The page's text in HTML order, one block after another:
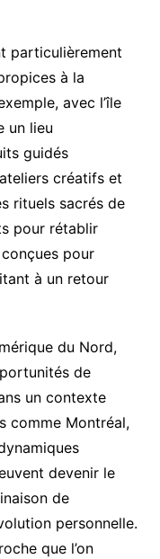
particulièrement
à la
avec l’île
un lieu
guidés
créatifs et
rituels sacrés de
pour rétablir
pour
à un retour
du Nord,
de
un contexte
comme Montréal,
devenir le
de
personnelle.
que l’on